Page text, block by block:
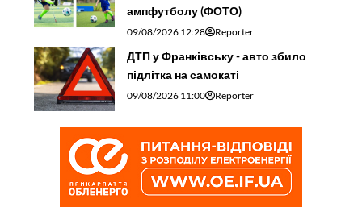
ампфутболу (ФОТО)
09/08/2026 12:28 Reporter
ДТП у Франківську - авто збило
підлітка на самокаті
09/08/2026 11:00 Reporter